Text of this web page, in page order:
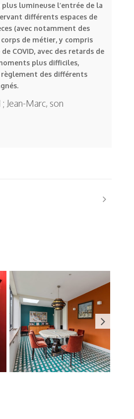
lumineuse l’entrée de la
différents espaces de
(avec notamment des
de métier, y compris
COVID, avec des retards de
plus difficiles,
des différents
Jean-Marc, son